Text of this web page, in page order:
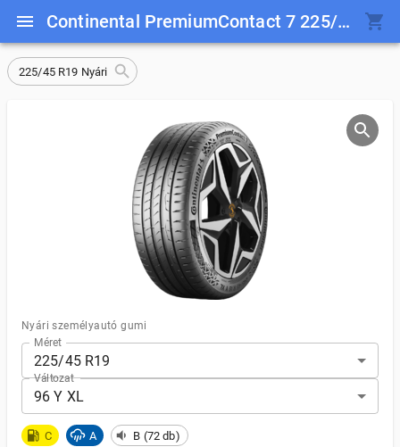
Continental PremiumContact 7 225/45 R19 96 Y XL
225/45 R19 Nyári
Nyári személyautó gumi
Méret
225/45 R19
Változat
96 Y XL
C A B (72 db)